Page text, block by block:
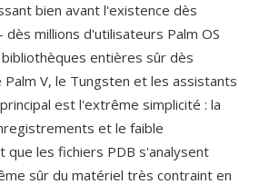
bien avant l'existence dès
millions d'utilisateurs Palm OS
entières sûr dès
V, le Tungsten et les assistants
est l'extrême simplicité : la
et le faible
que les fichiers PDB s'analysent
sûr du matériel très contraint en